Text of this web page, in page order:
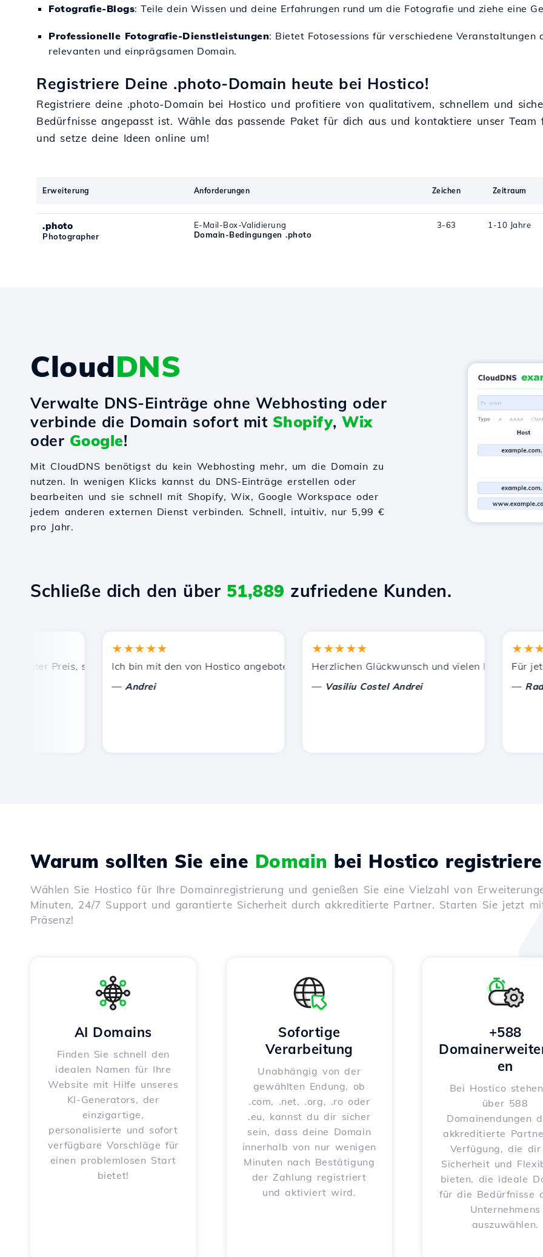
Fotografie-Blogs: Teile dein Wissen und deine Erfahrungen rund um die Fotografie und ziehe eine
Professionelle Fotografie-Dienstleistungen: Bietet Fotosessions für verschiedene
relevanten und einprägsamen Domain.
Registriere Deine .photo-Domain heute bei Hostico!
Registriere deine .photo-Domain bei Hostico und profitiere von qualitativem, schnellem und
Bedürfnisse angepasst ist. Wähle das passende Paket für dich aus und kontaktiere unser
und setze deine Ideen online um!
Erweiterung Anforderungen Zeichen Zeitraum
.photo
Photographer
E-Mail-Box-Validierung
Domain-Bedingungen .photo
3-63 1-10 Jahre
CloudDNS
Verwalte DNS-Einträge ohne Webhosting oder
verbinde die Domain sofort mit Shopify, Wix
oder Google!
Mit CloudDNS benötigst du kein Webhosting mehr, um die Domain zu
nutzen. In wenigen Klicks kannst du DNS-Einträge erstellen oder
bearbeiten und sie schnell mit Shopify, Wix, Google Workspace oder
jedem anderen externen Dienst verbinden. Schnell, intuitiv, nur 5,99 €
pro Jahr.
Schließe dich den über 51,889 zufriedene Kunden.
Preis, schnelle und effiziente technische Unterstützung.
★★★★★
Ich bin mit den von Hostico angebotenen Dienstleistungen zufrieden. Ich habe Sie anderen
Andrei
★★★★★
Herzlichen Glückwunsch und vielen Dank für die
Vasiliu Costel Andrei
Für jetzt
Radu
Warum sollten Sie eine Domain bei Hostico
Wählen Sie Hostico für Ihre Domainregistrierung und genießen Sie eine Vielzahl von
Minuten, 24/7 Support und garantierte Sicherheit durch akkreditierte Partner. Starten Sie jetzt
Präsenz!
AI Domains
Finden Sie schnell den
idealen Namen für Ihre
Website mit Hilfe unseres
KI-Generators, der
einzigartige,
personalisierte und sofort
verfügbare Vorschläge für
einen problemlosen Start
bietet!
Sofortige
Verarbeitung
Unabhängig von der
gewählten Endung, ob
.com, .net, .org, .ro oder
.eu, kannst du dir sicher
sein, dass deine Domain
innerhalb von nur wenigen
Minuten nach Bestätigung
der Zahlung registriert
und aktiviert wird.
+588
en
Bei Hostico
über 588
Domainendungen
akkreditierte
Verfügung, die
Sicherheit und
bieten, die ideale
für die Bedürfnisse
Unternehmens
auszuwählen.